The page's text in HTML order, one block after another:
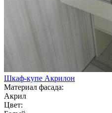
Шкаф-купе Акрилон
Материал фасада:
Акрил
Цвет: